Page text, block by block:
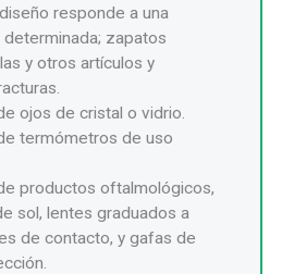
responde a una
zapatos
y otros artículos y
ojos de cristal o vidrio.
termómetros de uso
productos oftalmológicos,
sol, lentes graduados a
de contacto, y gafas de